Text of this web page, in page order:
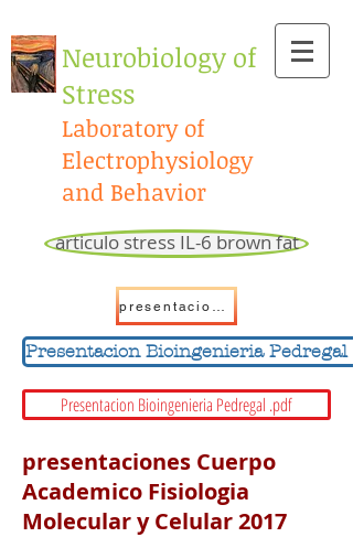
​Neurobiology of
Stress
Laboratory of
Electrophysiology
and Behavior
articulo stress IL-6 brown fat
presentacion IL-6 stress brown fat july 2020
Presentacion Bioingenieria Pedregal
Presentacion Bioingenieria Pedregal .pdf
presentaciones Cuerpo
Academico Fisiologia
Molecular y Celular 2017